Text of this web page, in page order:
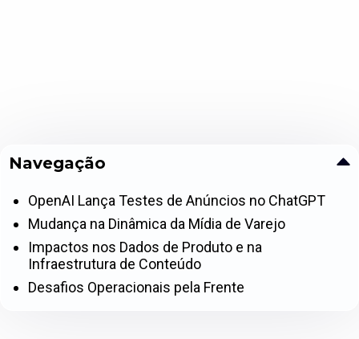
Navegação
OpenAI Lança Testes de Anúncios no ChatGPT
Mudança na Dinâmica da Mídia de Varejo
Impactos nos Dados de Produto e na
Infraestrutura de Conteúdo
Desafios Operacionais pela Frente